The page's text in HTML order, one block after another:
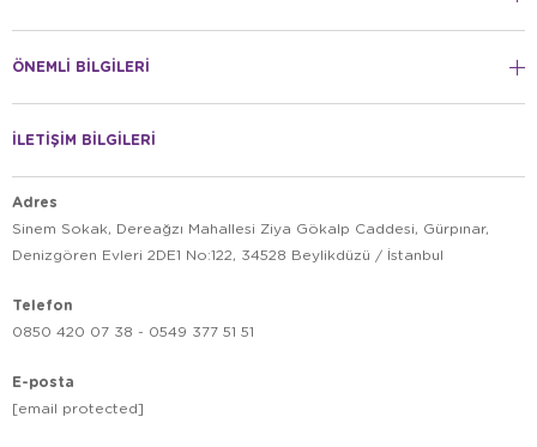
ÖNEMLİ BİLGİLERİ
İLETİŞİM BİLGİLERİ
Adres
Sinem Sokak, Dereağzı Mahallesi Ziya Gökalp Caddesi, Gürpınar,
Denizgören Evleri 2DE1 No:122, 34528 Beylikdüzü / İstanbul
Telefon
0850 420 07 38 - 0549 377 51 51
E-posta
[email protected]